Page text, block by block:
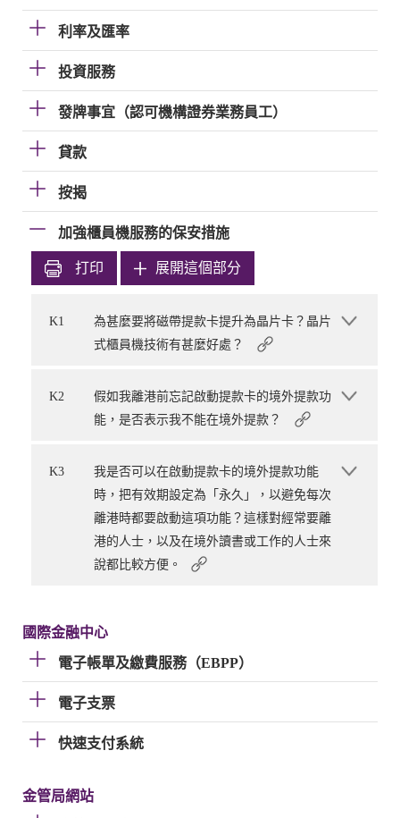
利率及匯率
投資服務
發牌事宜（認可機構證券業務員工）
貸款
按揭
加強櫃員機服務的保安措施
打印 展開這個部分
K1
為甚麼要將磁帶提款卡提升為晶片卡？晶片
式櫃員機技術有甚麼好處？
K2
假如我離港前忘記啟動提款卡的境外提款功
能，是否表示我不能在境外提款？
K3
我是否可以在啟動提款卡的境外提款功能
時，把有效期設定為「永久」，以避免每次
離港時都要啟動這項功能？這樣對經常要離
港的人士，以及在境外讀書或工作的人士來
說都比較方便。
國際金融中心
電子帳單及繳費服務（EBPP）
電子支票
快速支付系統
金管局網站